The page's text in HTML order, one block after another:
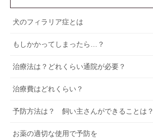
犬のフィラリア症とは
もしかかってしまったら…？
治療法は？どれくらい通院が必要？
治療費はどれくらい？
予防方法は？ 飼い主さんができることは？
お薬の適切な使用で予防を